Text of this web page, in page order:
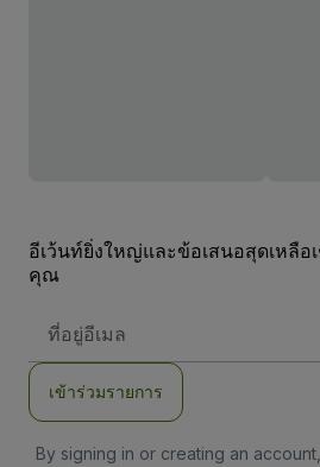
อีเว้นท์ยิ่งใหญ่และข้อเสนอสุดเหลือ
คุณ
อยู่
เข้าร่วมรายการ
By signing in or creating an